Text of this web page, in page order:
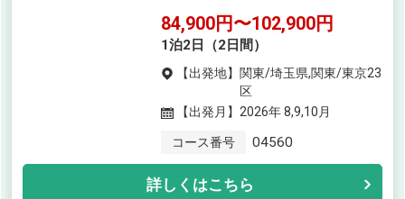
84,900円〜102,900円
1泊2日（2日間）
【出発地】 関東/埼玉県,関東/東京23
区
【出発月】 2026年 8,9,10月
コース番号 04560
詳しくはこちら